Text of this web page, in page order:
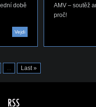
době
Vejdi
AMV – soutěž
proč!
... Last »